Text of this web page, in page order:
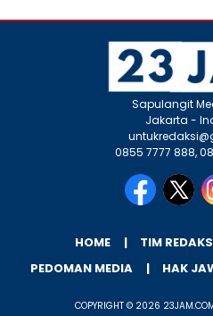
Sapulangit
Jakarta -
0855 7777 888,
HOME TIM
PEDOMAN MEDIA
HAK
COPYRIGHT © 2026